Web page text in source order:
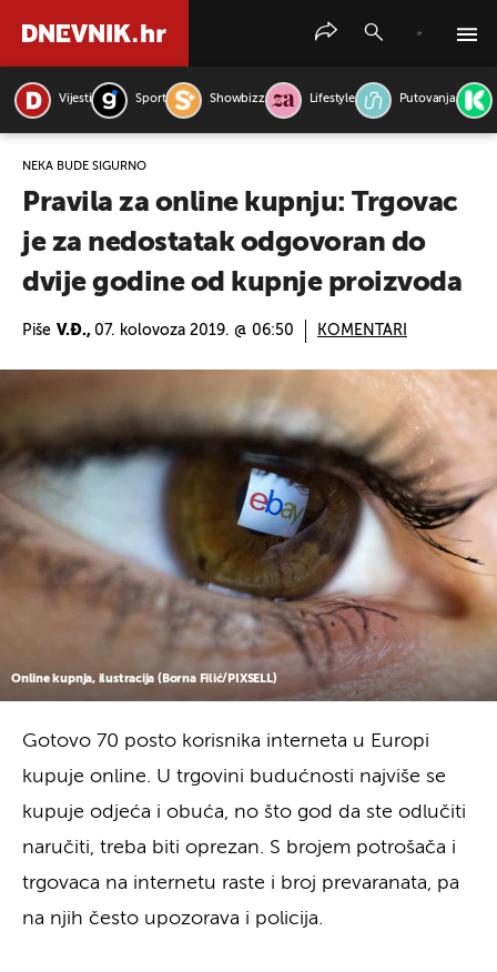
Vijesti Sport Showbizz Lifestyle Putovanja
NEKA BUDE SIGURNO
Pravila za online kupnju: Trgovac
je za nedostatak odgovoran do
dvije godine od kupnje proizvoda
Piše V.Đ., 07. kolovoza 2019. @ 06:50 KOMENTARI
Online kupnja, ilustracija (Borna Filić/PIXSELL)
Gotovo 70 posto korisnika interneta u Europi
kupuje online. U trgovini budućnosti najviše se
kupuje odjeća i obuća, no što god da ste odlučiti
naručiti, treba biti oprezan. S brojem potrošača i
trgovaca na internetu raste i broj prevaranata, pa
na njih često upozorava i policija.
PRETRAŽITE VIJESTI